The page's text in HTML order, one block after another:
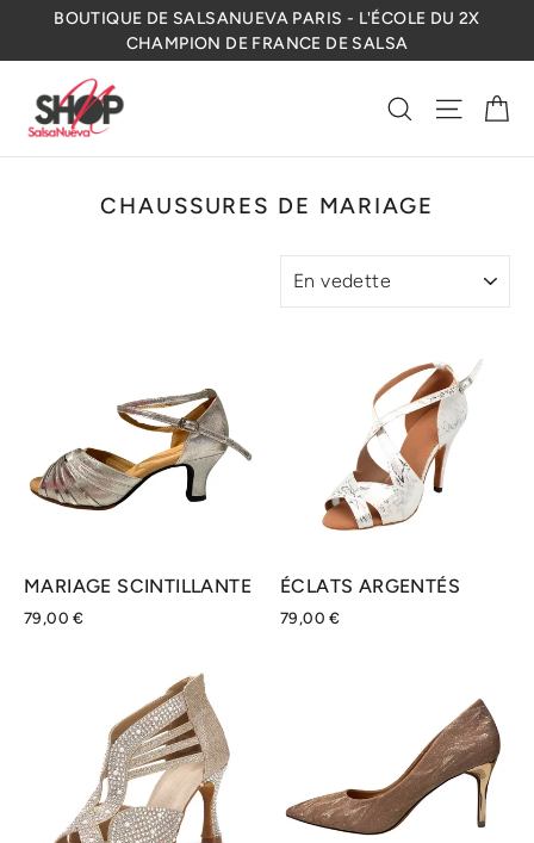
PasserBOUTIQUE DE SALSANUEVA PARIS - L'ÉCOLE DU 2X
CHAMPION DE FRANCE DE SALSA
Rechercher
CHAUSSURES DE MARIAGE
MARIAGE SCINTILLANTE
79,00 €
ÉCLATS ARGENTÉS
79,00 €